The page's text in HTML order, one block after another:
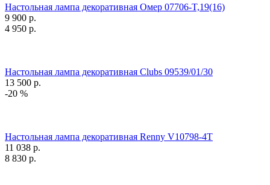
Настольная лампа декоративная Омер 07706-T,19(16)
9 900 р.
4 950 р.
Настольная лампа декоративная Clubs 09539/01/30
13 500 р.
-20 %
Настольная лампа декоративная Renny V10798-4T
11 038 р.
8 830 р.